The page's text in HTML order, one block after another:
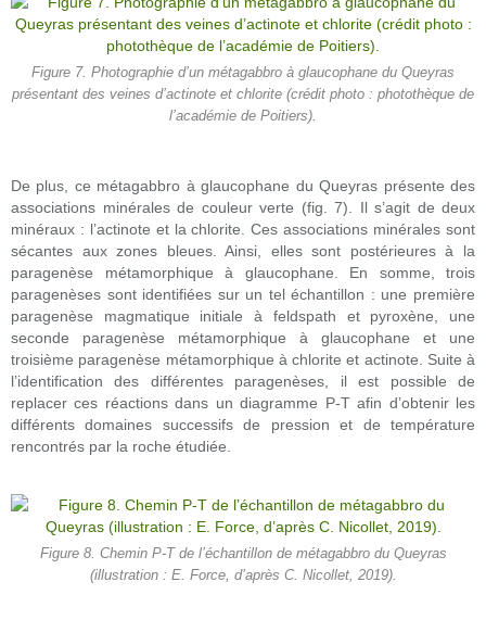
Figure 7. Photographie d’un métagabbro à glaucophane du Queyras
présentant des veines d’actinote et chlorite (crédit photo : photothèque de
l’académie de Poitiers).
De plus, ce métagabbro à glaucophane du Queyras présente des
associations minérales de couleur verte (fig. 7). Il s’agit de deux
minéraux : l’actinote et la chlorite. Ces associations minérales sont
sécantes aux zones bleues. Ainsi, elles sont postérieures à la
paragenèse métamorphique à glaucophane. En somme, trois
paragenèses sont identifiées sur un tel échantillon : une première
paragenèse magmatique initiale à feldspath et pyroxène, une
seconde paragenèse métamorphique à glaucophane et une
troisième paragenèse métamorphique à chlorite et actinote. Suite à
l’identification des différentes paragenèses, il est possible de
replacer ces réactions dans un diagramme P-T afin d’obtenir les
différents domaines successifs de pression et de température
rencontrés par la roche étudiée.
Figure 8. Chemin P-T de l’échantillon de métagabbro du Queyras
(illustration : E. Force, d’après C. Nicollet, 2019).